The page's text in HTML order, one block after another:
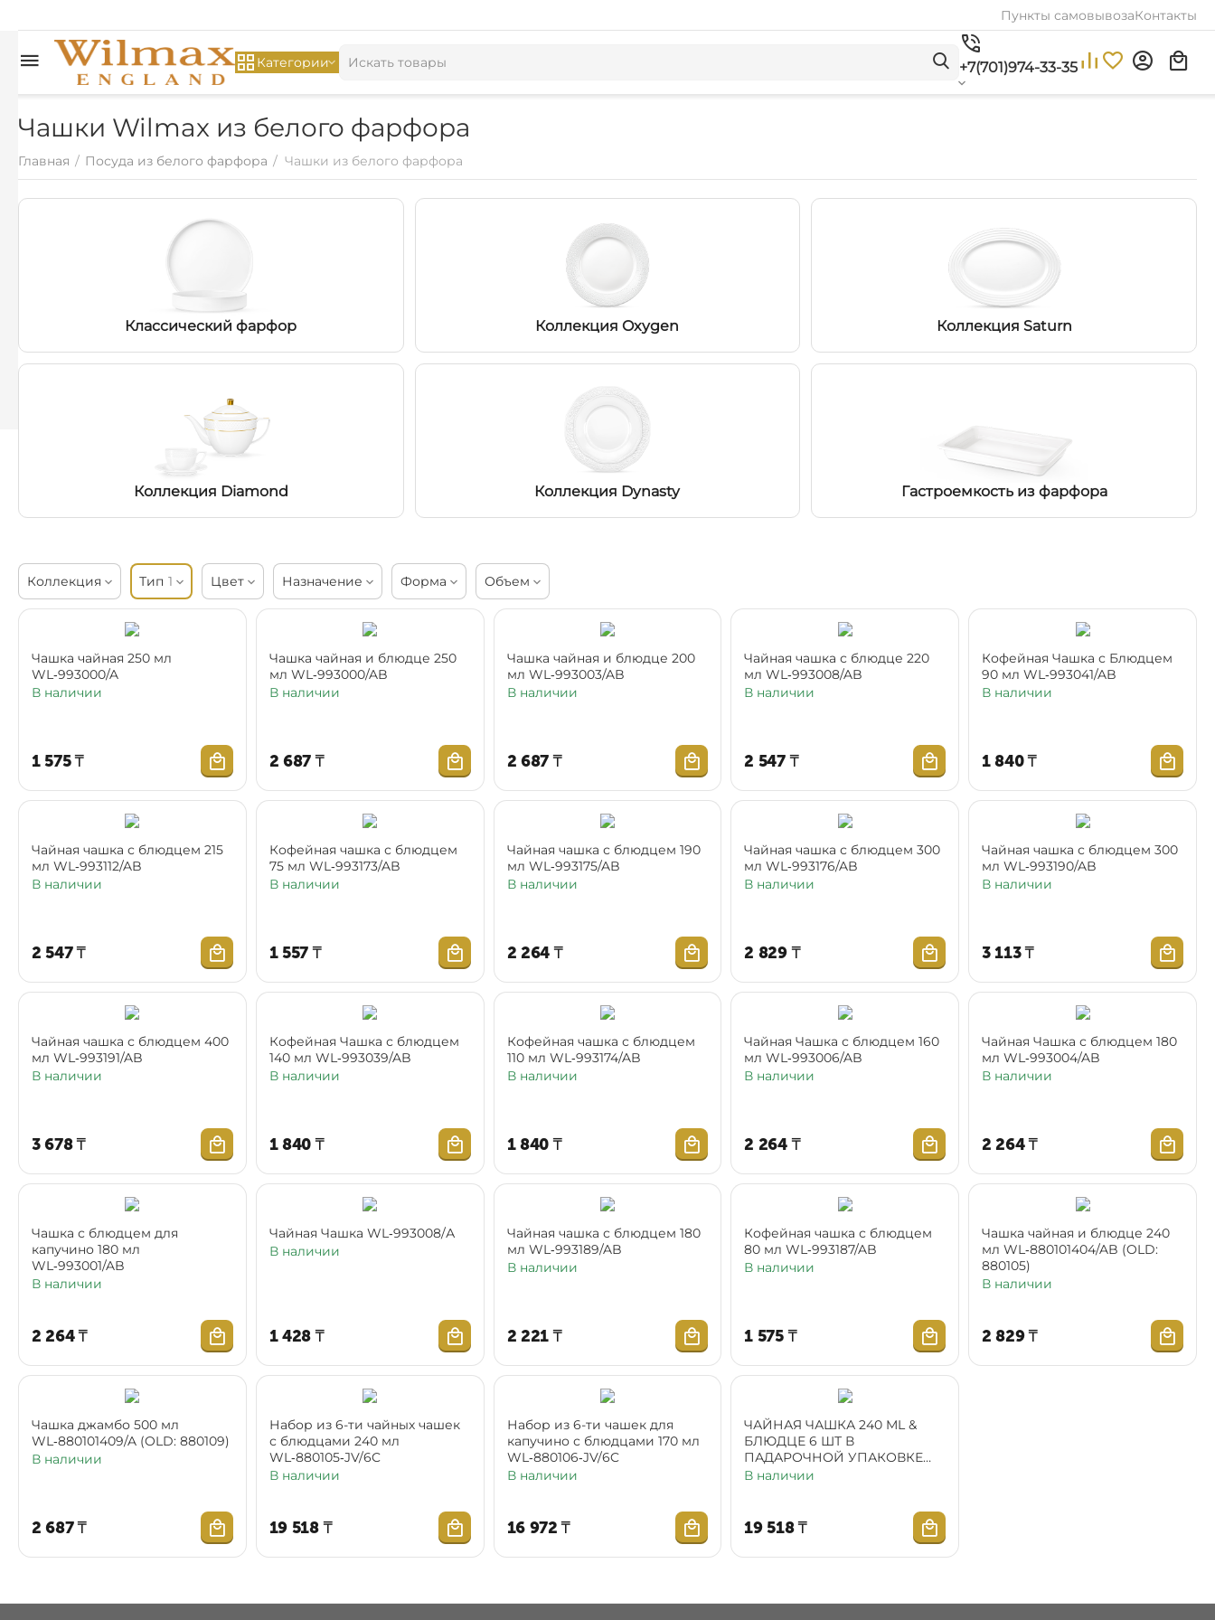
Пункты самовывозаКонтакты
Категории +7(701)974-33-35
Чашки Wilmax из белого фарфора
Главная / Посуда из белого фарфора / Чашки из белого фарфора
Классический фарфор Коллекция Oxygen Коллекция Saturn
Коллекция Diamond Коллекция Dynasty Гастроемкость из фарфора
Коллекция Тип 1 Цвет Назначение Форма Объем
Чашка чайная 250 мл
WL‑993000/A
В наличии
1 575₸
Чашка чайная и блюдце 250
мл WL‑993000/AB
В наличии
2 687₸
Чашка чайная и блюдце 200
мл WL‑993003/AB
В наличии
2 687₸
Чайная чашка с блюдце 220
мл WL‑993008/AB
В наличии
2 547 ₸
Кофейная Чашка с Блюдцем
90 мл WL‑993041/AB
В наличии
1 840₸
Чайная чашка с блюдцем 215
мл WL‑993112/AB
В наличии
2 547₸
Кофейная чашка с блюдцем
75 мл WL‑993173/AB
В наличии
1 557₸
Чайная чашка с блюдцем 190
мл WL‑993175/AB
В наличии
2 264₸
Чайная чашка с блюдцем 300
мл WL‑993176/AB
В наличии
2 829 ₸
Чайная чашка с блюдцем 300
мл WL‑993190/AB
В наличии
3 113₸
Чайная чашка с блюдцем 400
мл WL‑993191/AB
В наличии
3 678₸
Кофейная Чашка с блюдцем
140 мл WL‑993039/AB
В наличии
1 840₸
Кофейная чашка с блюдцем
110 мл WL‑993174/AB
В наличии
1 840₸
Чайная Чашка с блюдцем 160
мл WL‑993006/AB
В наличии
2 264 ₸
Чайная Чашка с блюдцем 180
мл WL‑993004/AB
В наличии
2 264₸
Чашка с блюдцем для
капучино 180 мл
WL‑993001/AB
В наличии
2 264₸
Чайная Чашка WL‑993008/А
В наличии
1 428₸
Чайная чашка с блюдцем 180
мл WL‑993189/AB
В наличии
2 221₸
Кофейная чашка с блюдцем
80 мл WL‑993187/AB
В наличии
1 575 ₸
Чашка чайная и блюдце 240
мл WL‑880101404/AB (OLD:
880105)
В наличии
2 829₸
Чашка джамбо 500 мл
WL‑880101409/A (OLD: 880109)
В наличии
2 687₸
Набор из 6-ти чайных чашек
с блюдцами 240 мл
WL‑880105‑JV/6C
В наличии
19 518₸
Набор из 6-ти чашек для
капучино с блюдцами 170 мл
WL‑880106‑JV/6C
В наличии
16 972 ₸
ЧАЙНАЯ ЧАШКА 240 ML &
БЛЮДЦЕ 6 ШТ В
ПАДАРОЧНОЙ УПАКОВКЕ
(880105/6С)
В наличии
19 518₸